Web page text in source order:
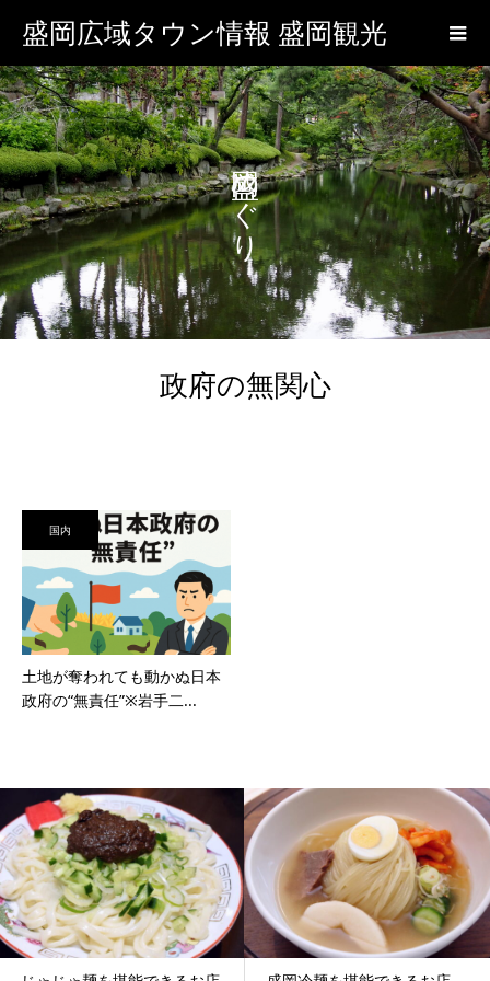
盛岡広域タウン情報 盛岡観光
盛岡めぐり
政府の無関心
国内
土地が奪われても動かぬ日本
政府の“無責任”※岩手二...